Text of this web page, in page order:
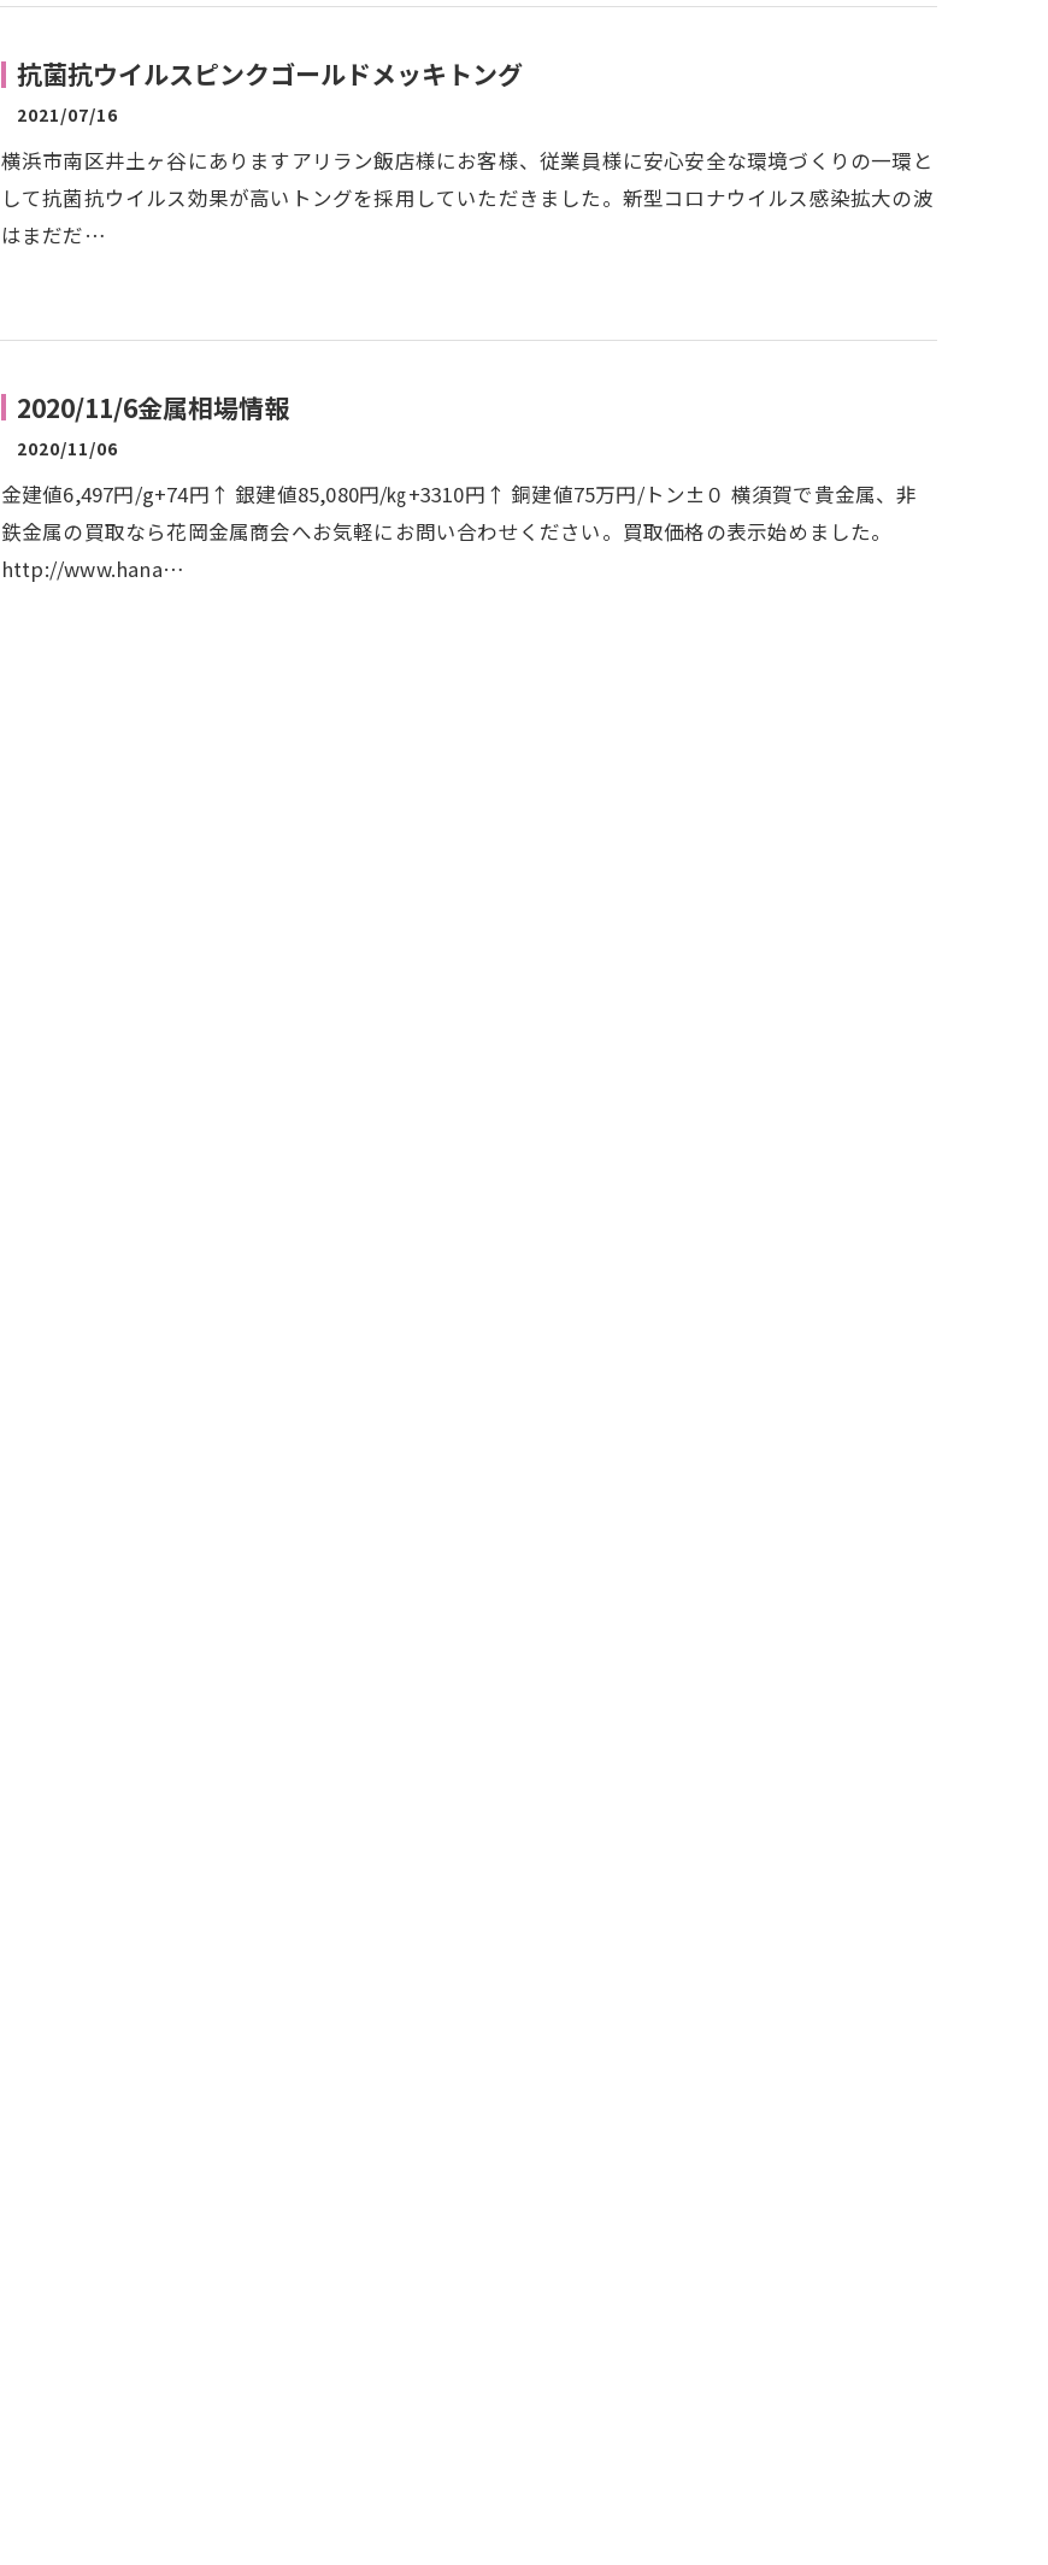
抗菌抗ウイルスピンクゴールドメッキトング
2021/07/16
横浜市南区井土ヶ谷にありますアリラン飯店様にお客様、従業員様に安心安全な環境づくりの一環と
して抗菌抗ウイルス効果が高いトングを採用していただきました。新型コロナウイルス感染拡大の波
はまだだ…
2020/11/6金属相場情報
2020/11/06
金建値6,497円/g+74円↑ 銀建値85,080円/㎏+3310円↑ 銅建値75万円/トン±０ 横須賀で貴金属、非
鉄金属の買取なら花岡金属商会へお気軽にお問い合わせください。買取価格の表示始めました。
http://www.hana…